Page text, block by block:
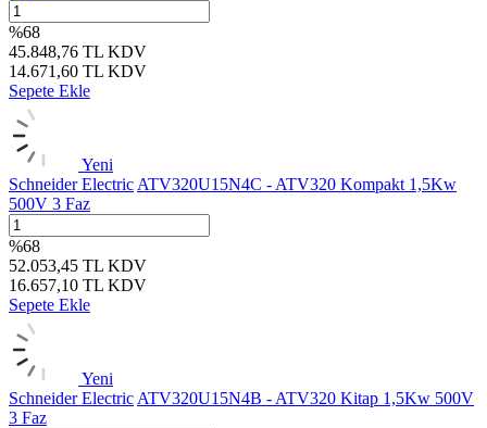
%68
45.848,76 TL KDV
14.671,60 TL KDV
Sepete Ekle
Yeni
Schneider Electric ATV320U15N4C - ATV320 Kompakt 1,5Kw
500V 3 Faz
%68
52.053,45 TL KDV
16.657,10 TL KDV
Sepete Ekle
Yeni
Schneider Electric ATV320U15N4B - ATV320 Kitap 1,5Kw 500V
3 Faz